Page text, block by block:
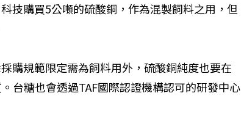
技購買5公噸的硫酸銅，作為混製飼料之用，但
購規範限定需為飼料用外，硫酸銅純度也要在
台糖也會透過TAF國際認證機構認可的研發中心